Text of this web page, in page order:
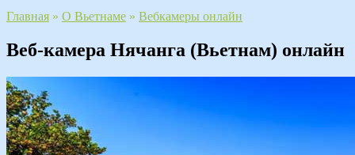
Главная » О Вьетнаме » Вебкамеры онлайн
Веб-камера Нячанга (Вьетнам) онлайн